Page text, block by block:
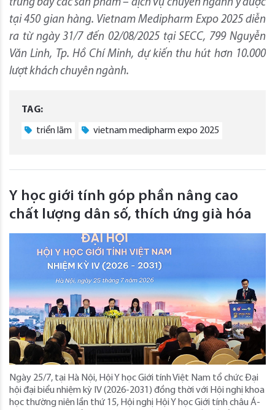
trưng bày các sản phẩm – dịch vụ chuyên ngành y dược
tại 450 gian hàng. Vietnam Medipharm Expo 2025 diễn
ra từ ngày 31/7 đến 02/08/2025 tại SECC, 799 Nguyễn
Văn Linh, Tp. Hồ Chí Minh, dự kiến thu hút hơn 10.000
lượt khách chuyên ngành.
TAG:
triển lãm vietnam medipharm expo 2025
Y học giới tính góp phần nâng cao
chất lượng dân số, thích ứng già hóa
Ngày 25/7, tại Hà Nội, Hội Y học Giới tính Việt Nam tổ chức Đại
hội đại biểu nhiệm kỳ IV (2026-2031) đồng thời với Hội nghị khoa
học thường niên lần thứ 15, Hội nghị Hội Y học Giới tính châu Á-